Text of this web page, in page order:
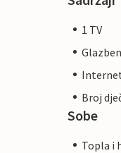
1 TV
Broj
Sobe
Topla i